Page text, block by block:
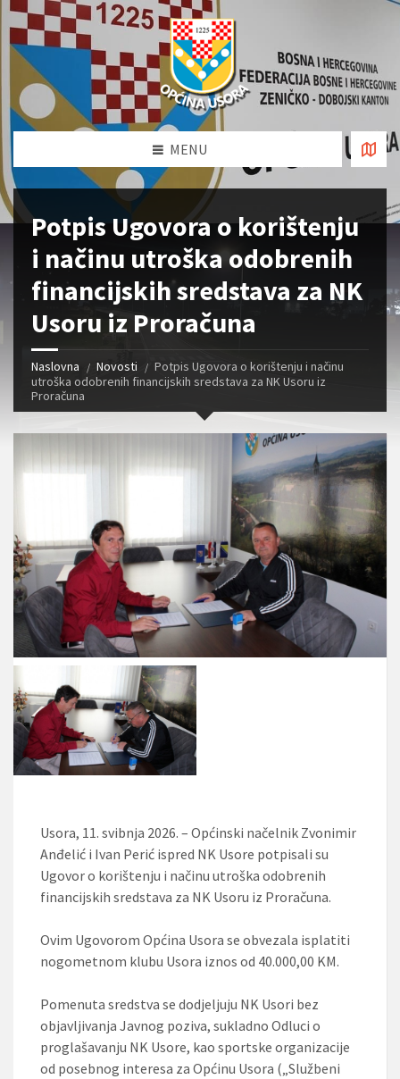
MENU
Potpis Ugovora o korištenju
i načinu utroška odobrenih
financijskih sredstava za NK
Usoru iz Proračuna
Naslovna Novosti
Potpis Ugovora o korištenju i načinu
utroška odobrenih financijskih sredstava za NK Usoru iz
Proračuna
Usora, 11. svibnja 2026. – Općinski načelnik Zvonimir
Anđelić i Ivan Perić ispred NK Usore potpisali su
Ugovor o korištenju i načinu utroška odobrenih
financijskih sredstava za NK Usoru iz Proračuna.
Ovim Ugovorom Općina Usora se obvezala isplatiti
nogometnom klubu Usora iznos od 40.000,00 KM.
Pomenuta sredstva se dodjeljuju NK Usori bez
objavljivanja Javnog poziva, sukladno Odluci o
proglašavanju NK Usore, kao sportske organizacije
od posebnog interesa za Općinu Usora („Službeni